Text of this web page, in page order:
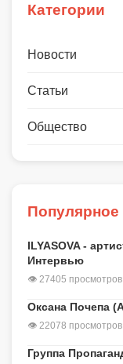
Категории
Новости
Статьи
Общество
Популярное
ILYASOVA -
Интервью
👁 27405 просмотров
Оксана Почепа
👁 22078 просмотров
Группа